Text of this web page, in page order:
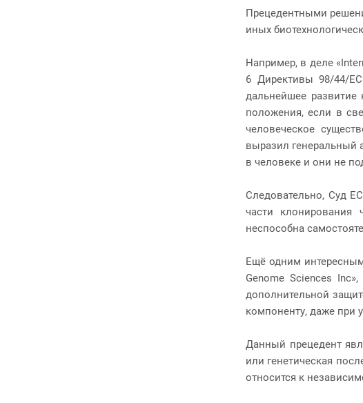
Прецедентными
иных
Например, в деле
6 Директивы 98/44/
дальнейшее развитие
положения, если в
человеческое
выразил генеральный
в человеке и они не
Следовательно, Суд
части клонирования
неспособна
Ещё одним
Genome Sciences
дополнительной
компоненту, даже при
Данный прецедент
или генетическая
относится к